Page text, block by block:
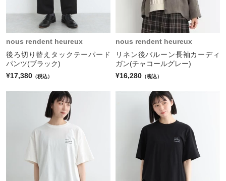
nous rendent heureux
後ろ切り替えタックテーパード
パンツ(ブラック)
¥17,380 （税込）
nous rendent heureux
リネン後バルーン長袖カーディ
ガン(チャコールグレー)
¥16,280 （税込）